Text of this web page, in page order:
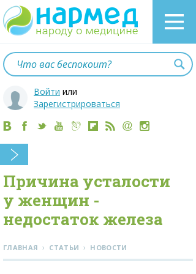
Войти или
Зарегистрироваться
Причина усталости
у женщин -
недостаток железа
ГЛАВНАЯ › СТАТЬИ › НОВОСТИ